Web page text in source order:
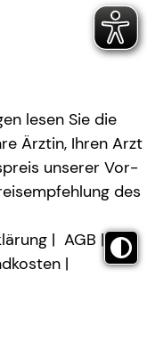
lesen Sie die
Ärztin, Ihren Arzt
unserer Vor-
des
AGB